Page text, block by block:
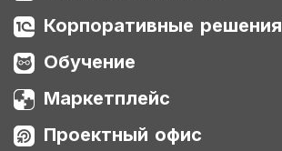
Корпоративные решения
Обучение
Маркетплейс
Проектный офис